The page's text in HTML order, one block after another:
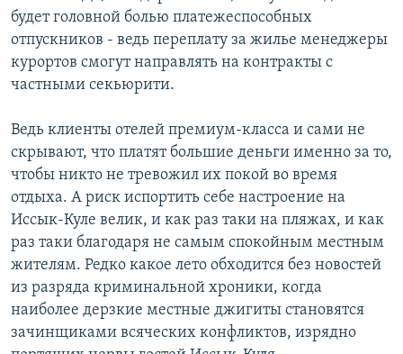
будет головной болью платежеспособных
отпускников - ведь переплату за жилье менеджеры
курортов смогут направлять на контракты с
частными секьюрити.
Ведь клиенты отелей премиум-класса и сами не
скрывают, что платят большие деньги именно за то,
чтобы никто не тревожил их покой во время
отдыха. А риск испортить себе настроение на
Иссык-Куле велик, и как раз таки на пляжах, и как
раз таки благодаря не самым спокойным местным
жителям. Редко какое лето обходится без новостей
из разряда криминальной хроники, когда
наиболее дерзкие местные джигиты становятся
зачинщиками всяческих конфликтов, изрядно